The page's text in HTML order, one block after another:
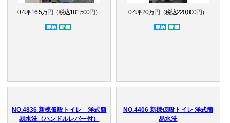
0.4坪 16.5万円（税込181,500円）
即納品
0.4坪 20万円（税込220,000円）
即納品
NO.4836 新棟仮設トイレ 洋式簡
易水洗（ハンドルレバー付）
NO.4406 新棟仮設トイレ 洋式簡
易水洗